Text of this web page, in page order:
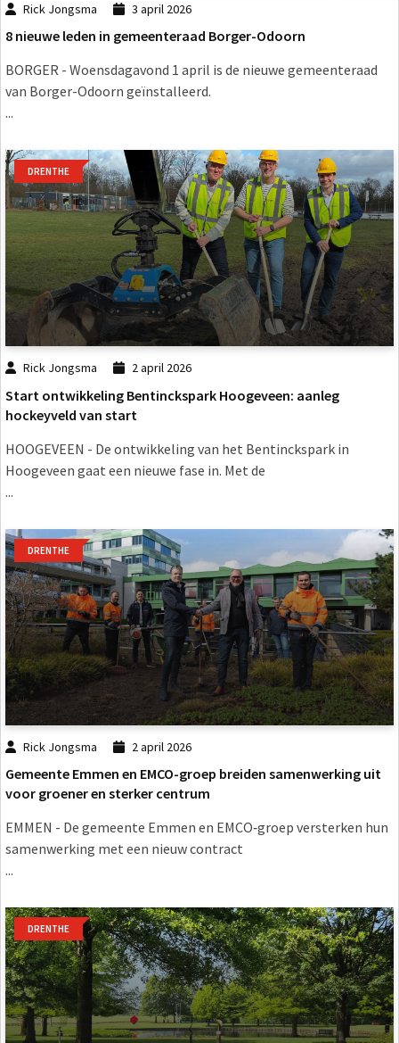
Rick Jongsma 3 april 2026
8 nieuwe leden in gemeenteraad Borger-Odoorn
BORGER - Woensdagavond 1 april is de nieuwe gemeenteraad
van Borger-Odoorn geïnstalleerd.
...
DRENTHE
Rick Jongsma 2 april 2026
Start ontwikkeling Bentinckspark Hoogeveen: aanleg
hockeyveld van start
HOOGEVEEN - De ontwikkeling van het Bentinckspark in
Hoogeveen gaat een nieuwe fase in. Met de
...
DRENTHE
Rick Jongsma 2 april 2026
Gemeente Emmen en EMCO-groep breiden samenwerking uit
voor groener en sterker centrum
EMMEN - De gemeente Emmen en EMCO‑groep versterken hun
samenwerking met een nieuw contract
...
DRENTHE